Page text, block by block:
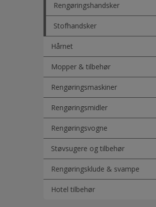
Rengøringshandsker
Stofhandsker
Hårnet
Mopper & tilbehør
Rengøringsmaskiner
Rengøringsmidler
Rengøringsvogne
Støvsugere og tilbehør
Rengøringsklude & svampe
Hotel tilbehør